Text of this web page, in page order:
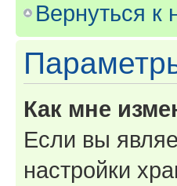
Вернуться к
Как мне
Если вы
настройки